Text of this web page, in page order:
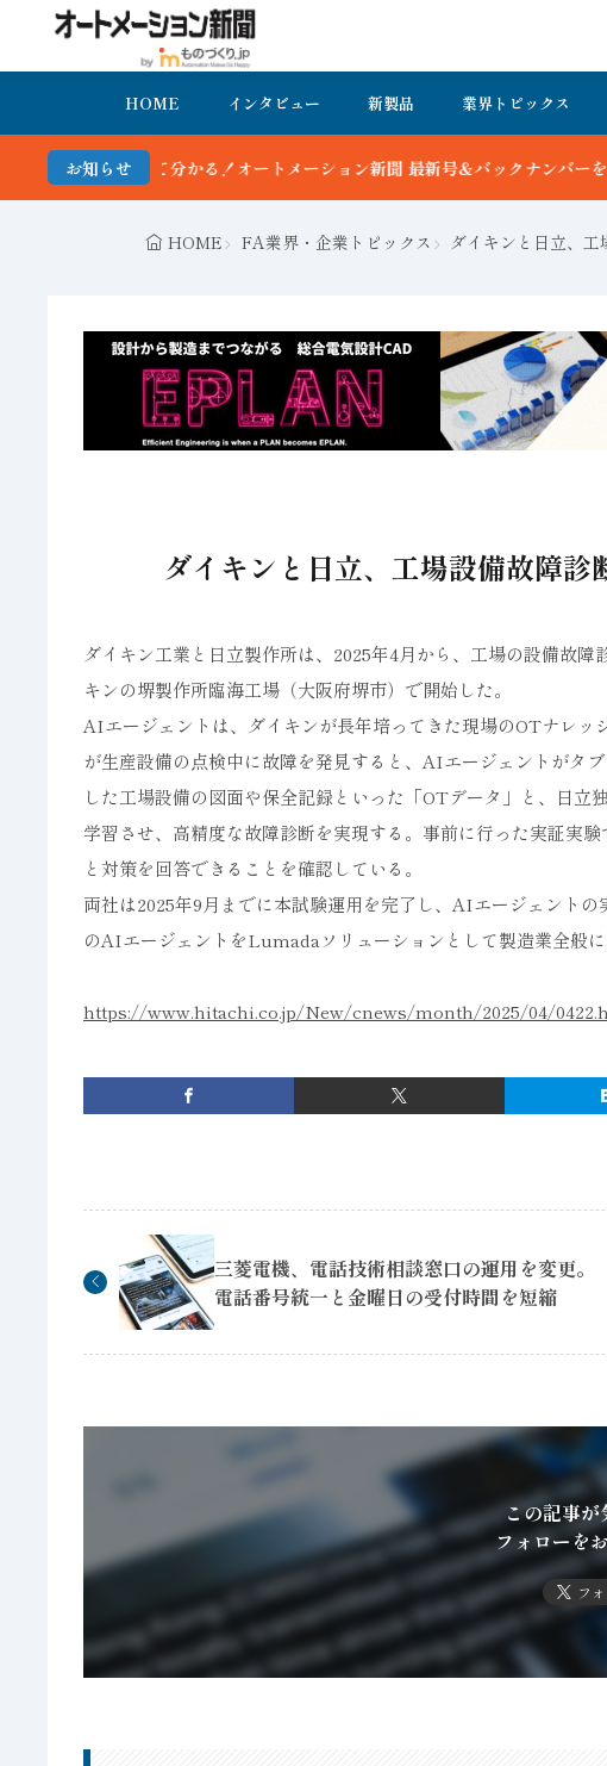
HOME インタビュー 新製品 業界トピックス
お知らせ
ーション新聞 最新号＆バックナンバーを無料で公開中 詳細はこちら
HOME FA業界・企業トピックス ダイキンと日立、
ダイキンと日立、工場設備故障
ダイキン工業と日立製作所は、2025年4月から、工場の設備故
キンの堺製作所臨海工場（大阪府堺市）で開始した。
AIエージェントは、ダイキンが長年培ってきた現場のOTナレ
が生産設備の点検中に故障を発見すると、AIエージェントがタ
した工場設備の図面や保全記録といった「OTデータ」と、日
学習させ、高精度な故障診断を実現する。事前に行った実証実
と対策を回答できることを確認している。
両社は2025年9月までに本試験運用を完了し、AIエージェント
のAIエージェントをLumadaソリューションとして製造業全般に
https://www.hitachi.co.jp/New/cnews/month/2025/04/
三菱電機、電話技術相談窓口の運用を変更。
電話番号統一と金曜日の受付時間を短縮
この記事
フォローを
フ